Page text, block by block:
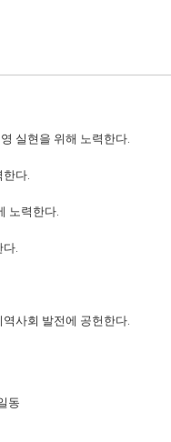
실현을 위해 노력한다.
한다.
노력한다.
다.
사회 발전에 공헌한다.
동